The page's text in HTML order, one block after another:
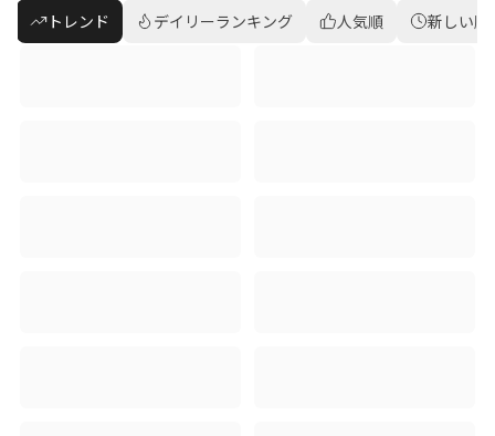
トレンド デイリーランキング 人気順 新しい順